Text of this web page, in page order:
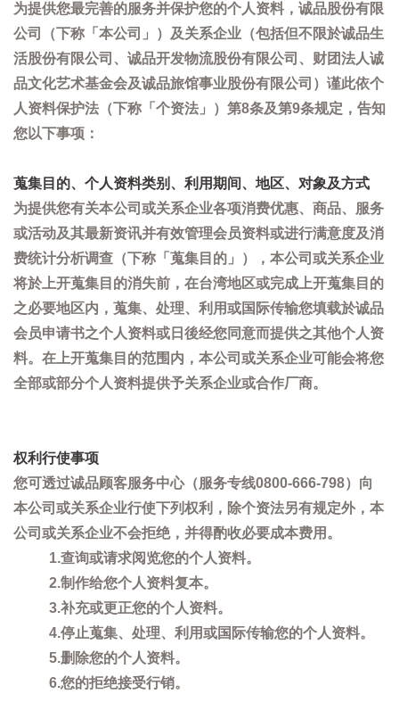
为提供您最完善的服务并保护您的个人资料，诚品股份有限
公司（下称「本公司」）及关系企业（包括但不限於诚品生
活股份有限公司、诚品开发物流股份有限公司、财团法人诚
品文化艺术基金会及诚品旅馆事业股份有限公司）谨此依个
人资料保护法（下称「个资法」）第8条及第9条规定，告知
您以下事项：
蒐集目的、个人资料类别、利用期间、地区、对象及方式
为提供您有关本公司或关系企业各项消费优惠、商品、服务
或活动及其最新资讯并有效管理会员资料或进行满意度及消
费统计分析调查（下称「蒐集目的」），本公司或关系企业
将於上开蒐集目的消失前，在台湾地区或完成上开蒐集目的
之必要地区内，蒐集、处理、利用或国际传输您填载於诚品
会员申请书之个人资料或日後经您同意而提供之其他个人资
料。在上开蒐集目的范围内，本公司或关系企业可能会将您
全部或部分个人资料提供予关系企业或合作厂商。
权利行使事项
您可透过诚品顾客服务中心（服务专线0800-666-798）向
本公司或关系企业行使下列权利，除个资法另有规定外，本
公司或关系企业不会拒绝，并得酌收必要成本费用。
1.查询或请求阅览您的个人资料。
2.制作给您个人资料复本。
3.补充或更正您的个人资料。
4.停止蒐集、处理、利用或国际传输您的个人资料。
5.删除您的个人资料。
6.您的拒绝接受行销。